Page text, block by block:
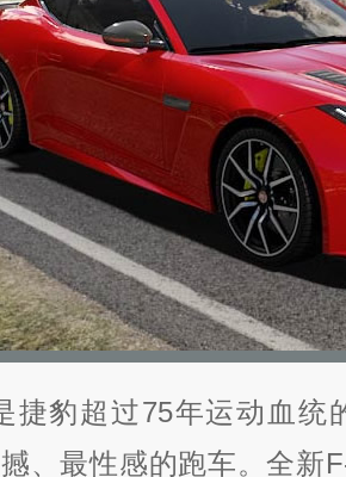
捷豹超过75年运动血统
、最性感的跑车。全新